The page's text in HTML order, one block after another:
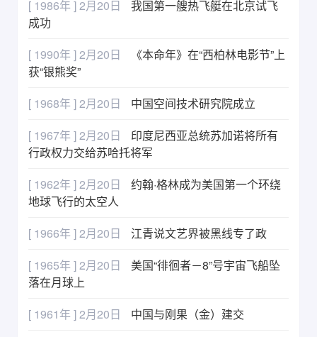
[ 1986年 ] 2月20日
我国第一艘热飞艇在北京试飞
成功
[ 1990年 ] 2月20日
《本命年》在“西柏林电影节”上
获“银熊奖”
[ 1968年 ] 2月20日
中国空间技术研究院成立
[ 1967年 ] 2月20日
印度尼西亚总统苏加诺将所有
行政权力交给苏哈托将军
[ 1962年 ] 2月20日
约翰·格林成为美国第一个环绕
地球飞行的太空人
[ 1966年 ] 2月20日
江青说文艺界被黑线专了政
[ 1965年 ] 2月20日
美国“徘徊者－8”号宇宙飞船坠
落在月球上
[ 1961年 ] 2月20日
中国与刚果（金）建交